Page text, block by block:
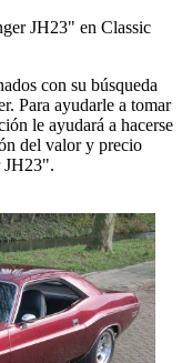
JH23" en Classic
con su búsqueda
Para ayudarle a tomar
le ayudará a hacerse
del valor y precio
JH23".